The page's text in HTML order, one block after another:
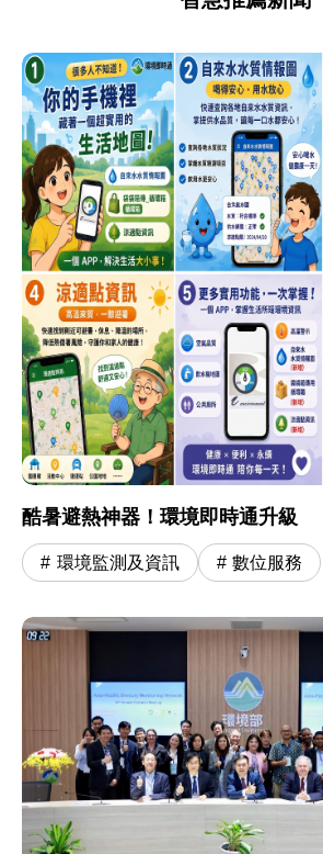
酷暑避熱神器！環境即時通升級
環境監測及資訊 數位服務